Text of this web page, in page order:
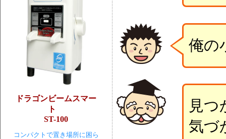
ドラゴンビームスマー
ト
ST-100
コンパクトで置き場所に困ら
俺の
見
気づ